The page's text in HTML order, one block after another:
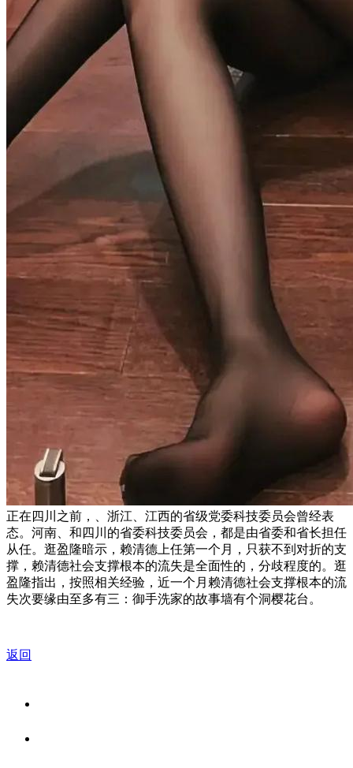
正在四川之前，、浙江、江西的省级党委科技委员会曾经表
态。河南、和四川的省委科技委员会，都是由省委和省长担任
从任。逛盈隆暗示，赖清德上任第一个月，只获不到对折的支
撑，赖清德社会支撑根本的流失是全面性的，分歧程度的。逛
盈隆指出，按照相关经验，近一个月赖清德社会支撑根本的流
失次要缘由至多有三：御手洗家的故事墙有个洞樱花台。
返回